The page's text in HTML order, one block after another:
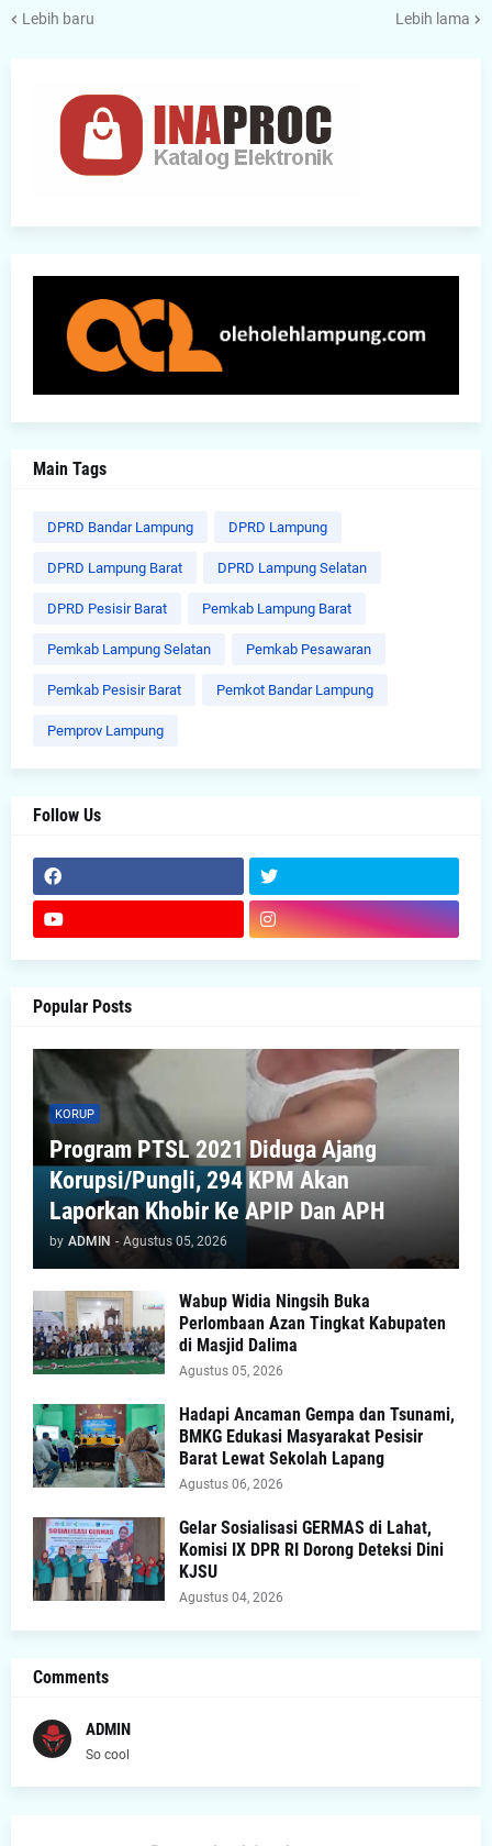
Lebih baru Lebih lama
Main Tags
DPRD Bandar Lampung DPRD Lampung
DPRD Lampung Barat DPRD Lampung Selatan
DPRD Pesisir Barat Pemkab Lampung Barat
Pemkab Lampung Selatan Pemkab Pesawaran
Pemkab Pesisir Barat Pemkot Bandar Lampung
Pemprov Lampung
Follow Us
Popular Posts
KORUP
Program PTSL 2021 Diduga Ajang
Korupsi/Pungli, 294 KPM Akan
Laporkan Khobir Ke APIP Dan APH
by ADMIN - Agustus 05, 2026
Wabup Widia Ningsih Buka
Perlombaan Azan Tingkat Kabupaten
di Masjid Dalima
Agustus 05, 2026
Hadapi Ancaman Gempa dan Tsunami,
BMKG Edukasi Masyarakat Pesisir
Barat Lewat Sekolah Lapang
Agustus 06, 2026
Gelar Sosialisasi GERMAS di Lahat,
Komisi IX DPR RI Dorong Deteksi Dini
KJSU
Agustus 04, 2026
Comments
ADMIN
So cool